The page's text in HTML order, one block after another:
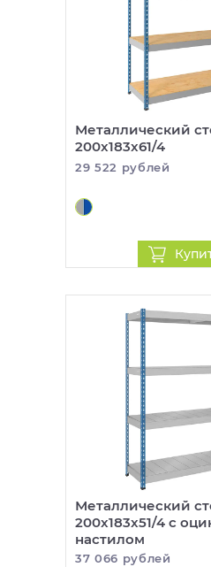
Металлический
200x183x61/4
29 522 рублей
Металлический
200x183x51/4 c
настилом
37 066 рублей